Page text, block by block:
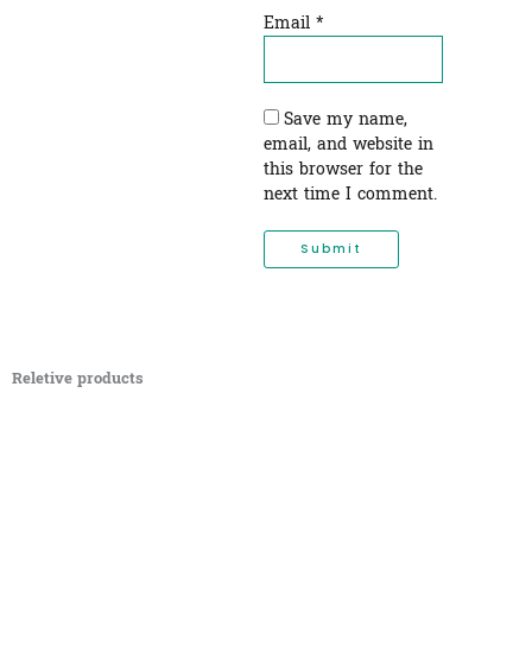
Email *
Save my name,
email, and website in
this browser for the
next time I comment.
Reletive products